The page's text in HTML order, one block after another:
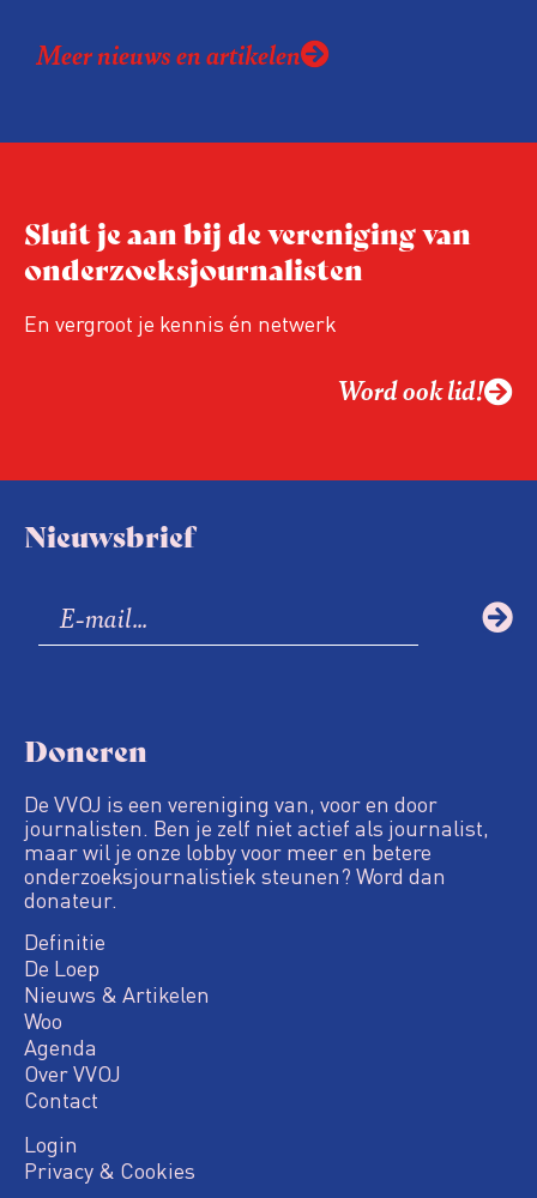
Coen uit zijn zorgen over de relatie tussen
de macht, de pers en het publiek aan de
Niet de maker, maar de ontvanger
relevant in tijden van nieuwe verzuiling?
Hoe moet de journalistiek omgaan met
een steeds onverschilligere macht?
Meer nieuws en artikelen
Sluit je aan bij de vereniging van
onderzoeksjournalisten
En vergroot je kennis én netwerk
Word ook lid!
Nieuwsbrief
Doneren
De VVOJ is een vereniging van, voor en door
journalisten. Ben je zelf niet actief als journalist,
maar wil je onze lobby voor meer en betere
onderzoeksjournalistiek steunen? Word dan
donateur.
Definitie
De Loep
Nieuws & Artikelen
Woo
Agenda
Over VVOJ
Contact
Login
Privacy & Cookies